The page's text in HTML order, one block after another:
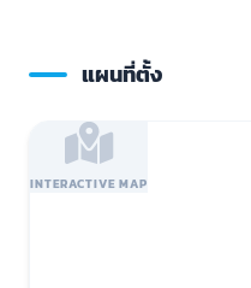
แผนที่ตั้ง
INTERACTIVE MAP